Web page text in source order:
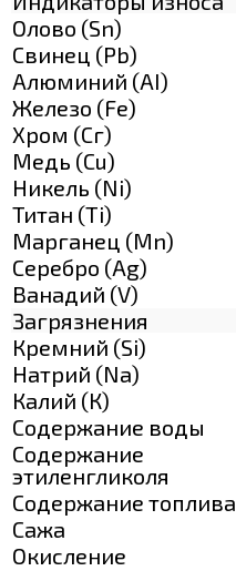
Олово (Sn)
Свинец (Pb)
Алюминий (AI)
Железо (Fe)
Хром (Сг)
Медь (Cu)
Никель (Ni)
Титан (Ti)
Марганец (Mn)
Серебро (Ag)
Ванадий (V)
Загрязнения
Кремний (Si)
Натрий (Na)
Калий (К)
Содержание воды
Содержание
этиленгликоля
Содержание топлива
Сажа
Окисление